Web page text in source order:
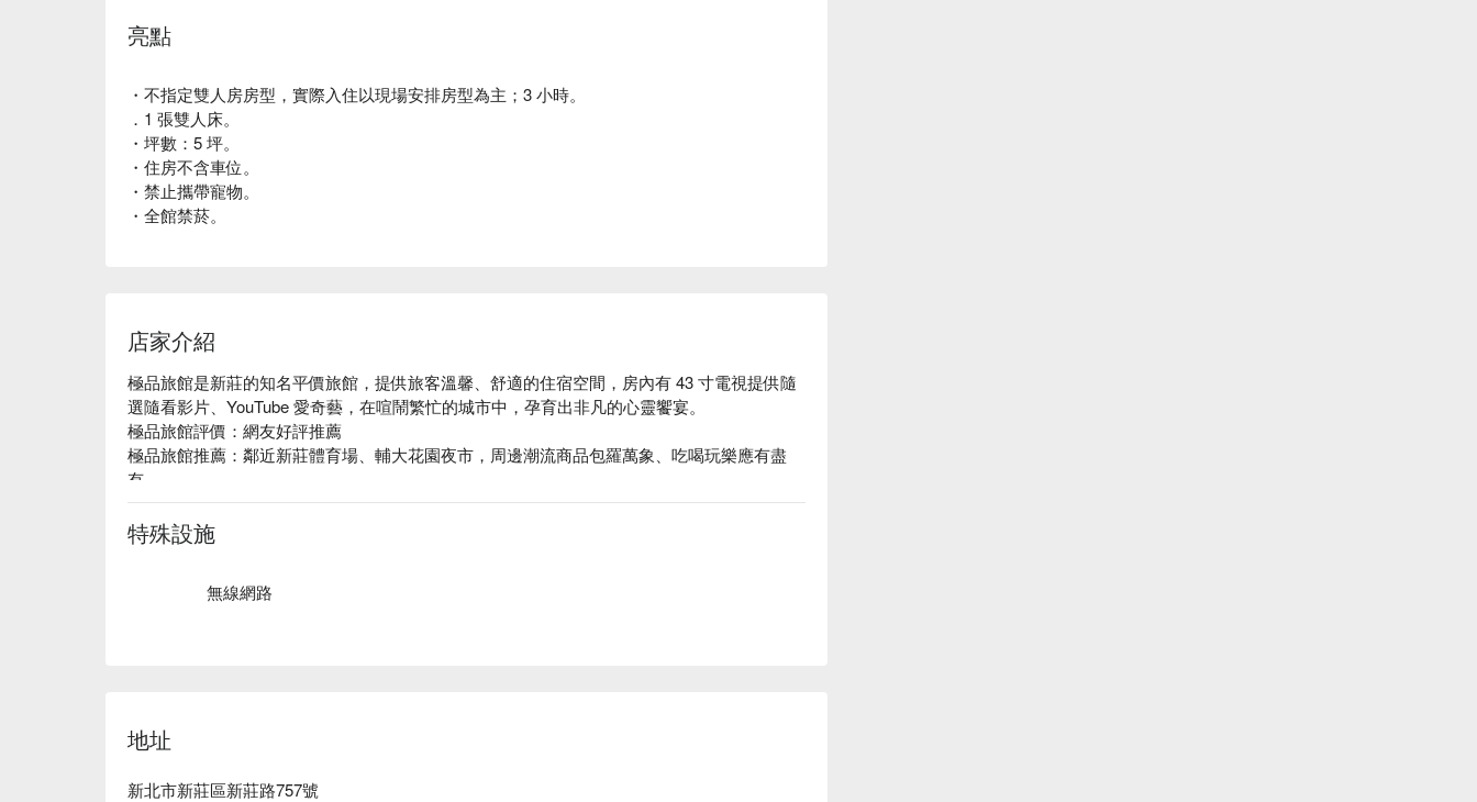
亮點
・不指定雙人房房型，實際入住以現場安排房型為主；3 小時。
．1 張雙人床。
・坪數：5 坪。
・住房不含車位。
・禁止攜帶寵物。
・全館禁菸。
店家介紹
極品旅館是新莊的知名平價旅館，提供旅客溫馨、舒適的住宿空間，房內有 43 寸電視提供隨
選隨看影片、YouTube 愛奇藝，在喧鬧繁忙的城市中，孕育出非凡的心靈饗宴。
極品旅館評價：網友好評推薦
極品旅館推薦：鄰近新莊體育場、輔大花園夜市，周邊潮流商品包羅萬象、吃喝玩樂應有盡
有。
極品旅館優惠、極品旅館住宿方案、極品旅館休息方案立刻查看⬇︎
特殊設施
無線網路
地址
新北市新莊區新莊路757號